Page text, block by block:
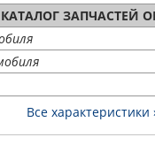
КАТАЛОГ ЗАПЧАСТЕЙ
Все характеристики